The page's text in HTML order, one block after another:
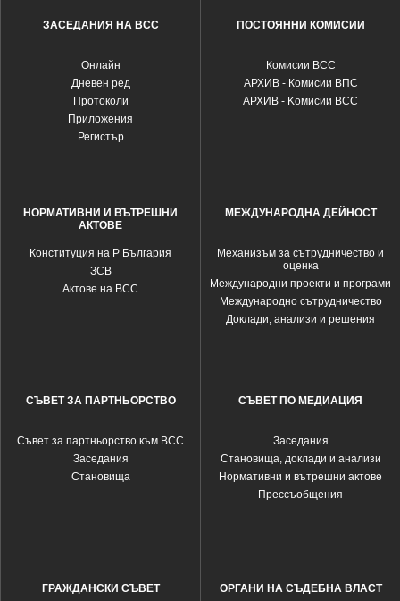
ЗАСЕДАНИЯ НА ВСС
Oнлайн
Дневен ред
Протоколи
Приложения
Регистър
ПОСТОЯННИ КОМИСИИ
Комисии ВСС
АРХИВ - Комисии ВПС
АРХИВ - Kомисии ВСС
НОРМАТИВНИ И ВЪТРЕШНИ
АКТОВЕ
Конституция на Р България
ЗСВ
Актове на ВСС
МЕЖДУНАРОДНА ДЕЙНОСТ
Механизъм за сътрудничество и
оценка
Международни проекти и програми
Международно сътрудничество
Доклади, анализи и решения
СЪВЕТ ЗА ПАРТНЬОРСТВО
Съвет за партньорство към ВСС
Заседания
Становища
СЪВЕТ ПО МЕДИАЦИЯ
Заседания
Становища, доклади и анализи
Нормативни и вътрешни актове
Прессъобщения
ГРАЖДАНСКИ СЪВЕТ ОРГАНИ НА СЪДЕБНА ВЛАСТ